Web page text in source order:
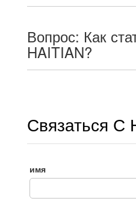
Вопрос: Как
HAITIAN?
Связаться С
имя